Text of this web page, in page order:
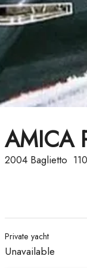
AMICA
2004 Baglietto
Private yacht
Unavailable